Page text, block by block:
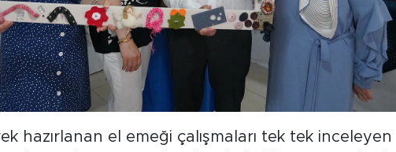
hazırlanan el emeği çalışmaları tek tek inceleyen